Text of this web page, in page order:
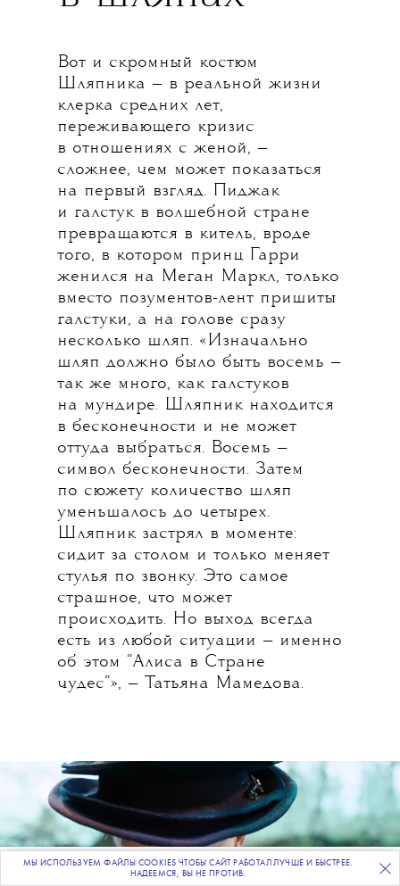
ПОДПИСЫВАЙТЕСЬНА НАШУ ВЕЧЕРНЮЮ РАССЫЛКУ
Вот и скромный костюм
Шляпника — в реальной жизни
клерка средних лет,
переживающего кризис
в отношениях с женой, —
сложнее, чем может показаться
на первый взгляд. Пиджак
и галстук в волшебной стране
превращаются в китель, вроде
того, в котором принц Гарри
женился на Меган Маркл, только
вместо позументов-лент пришиты
галстуки, а на голове сразу
несколько шляп. «Изначально
шляп должно было быть восемь —
так же много, как галстуков
на мундире. Шляпник находится
в бесконечности и не может
оттуда выбраться. Восемь —
символ бесконечности. Затем
по сюжету количество шляп
уменьшалось до четырех.
Шляпник застрял в моменте:
сидит за столом и только меняет
стулья по звонку. Это самое
страшное, что может
происходить. Но выход всегда
есть из любой ситуации — именно
об этом “Алиса в Стране
чудес”», — Татьяна Мамедова.
МЫ ИСПОЛЬЗУЕМ ФАЙЛЫ COOKIES ЧТОБЫ САЙТ РАБОТАЛ ЛУЧШЕ И БЫСТРЕЕ.
НАДЕЕМСЯ, ВЫ НЕ ПРОТИВ.